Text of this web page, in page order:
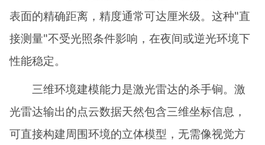
表面的精确距离，精度通常可达厘米级。这种"直
接测量"不受光照条件影响，在夜间或逆光环境下
性能稳定。
三维环境建模能力是激光雷达的杀手锏。激
光雷达输出的点云数据天然包含三维坐标信息，
可直接构建周围环境的立体模型，无需像视觉方